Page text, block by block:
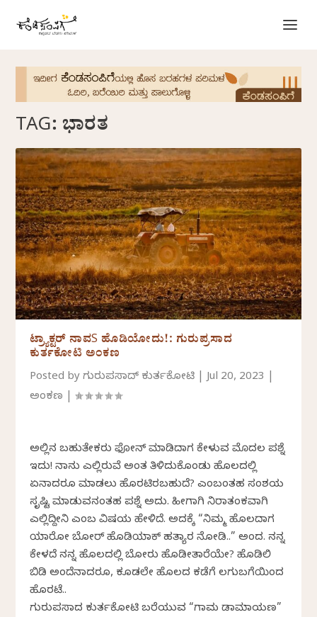
TAG: ಭಾರತ
ಟ್ರ್ಯಾಕ್ಟರ್‌ ನಾವS ಹೊಡಿಯೋದು!: ಗುರುಪ್ರಸಾದ
ಕುರ್ತಕೋಟಿ ಅಂಕಣ
Posted byಗುರುಪ್ರಸಾದ್‌ ಕುರ್ತಕೋಟಿ |Jul 20, 2023
ಅಂಕಣ |
ಅಲ್ಲಿನ ಬಹುತೇಕರು ಫೋನ್ ಮಾಡಿದಾಗ ಕೇಳುವ ಮೊದಲ ಪ್ರಶ್ನೆ
ಇದು! ನಾನು ಎಲ್ಲಿರುವೆ ಅಂತ ತಿಳಿದುಕೊಂಡು ಹೊಲದಲ್ಲಿ
ಏನಾದರೂ ಮಾಡಲು ಹೊರಟಿರಬಹುದೆ? ಎಂಬಂತಹ ಸಂಶಯ
ಸೃಷ್ಟಿ ಮಾಡುವನಂತಹ ಪ್ರಶ್ನೆ ಅದು. ಹೀಗಾಗಿ ನಿರಾತಂಕವಾಗಿ
ಎಲ್ಲಿದ್ದೀನಿ ಎಂಬ ವಿಷಯ ಹೇಳಿದೆ. ಅದಕ್ಕೆ “ನಿಮ್ಮ ಹೊಲದಾಗ
ಯಾರೋ ಬೋರ್ ಹೊಡಿಯಾಕ್ ಹತ್ಯಾರ ನೋಡ್ರಿ..” ಅಂದ. ನನ್ನ
ಕೇಳದೆ ನನ್ನ ಹೊಲದಲ್ಲಿ ಬೋರು ಹೊಡೀತಾರೆಯೇ? ಹೊಡಿಲಿ
ಬಿಡ್ರಿ ಅಂದೆನಾದರೂ, ಕೂಡಲೇ ಹೊಲದ ಕಡೆಗೆ ಲಗುಬಗೆಯಿಂದ
ಹೊರಟೆ..
ಗುರುಪ್ರಸಾದ ಕುರ್ತಕೋಟಿ ಬರೆಯುವ “ಗ್ರಾಮ ಡ್ರಾಮಾಯಣ”